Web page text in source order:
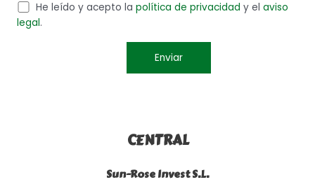
He leído y acepto la política de privacidad y el aviso
legal.
CENTRAL
Sun-Rose Invest S.L.